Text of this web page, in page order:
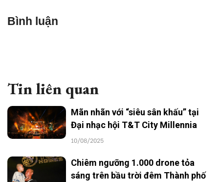
Bình luận
Tin liên quan
Mãn nhãn với “siêu sân khấu” tại
Đại nhạc hội T&T City Millennia
10/08/2025
Chiêm ngưỡng 1.000 drone tỏa
sáng trên bầu trời đêm Thành phố